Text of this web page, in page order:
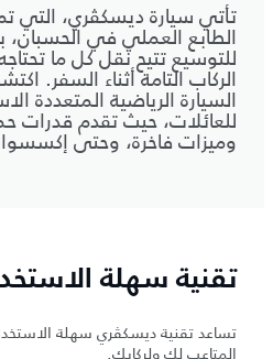
تأتي سيارة ديسكڤري،
الطابع العملي في
للتوسيع تتيح نقل كل ما
الركاب التامة أثناء السفر.
السيارة الرياضية المتعددة
للعائلات، حيث تقدم قدرات
وميزات فاخرة، وحتى
تقنية سهلة
تساعد تقنية ديسكڤري سهلة
المتاعب لك ولركابك.